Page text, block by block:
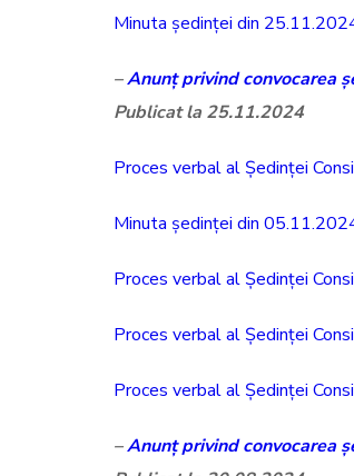
Minuta ședinței din
–Anunț privind convocarea
Publicat la 25.11.2024
Proces verbal al Ședinței
Minuta ședinței din
Proces verbal al Ședinței
Proces verbal al Ședinței
Proces verbal al Ședinței
–Anunț privind convocarea